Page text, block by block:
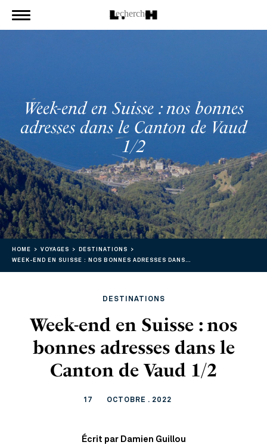
Week-end en Suisse : nos bonnes
adresses dans le Canton de Vaud
1/2
HOME VOYAGES
DESTINATIONS
WEEK-END EN SUISSE : NOS BONNES ADRESSES DANS LE CANTON DE VAUD 1/2
DESTINATIONS
Week-end en Suisse : nos
bonnes adresses dans le
Canton de Vaud 1/2
17 OCTOBRE . 2022
Écrit par Damien Guillou